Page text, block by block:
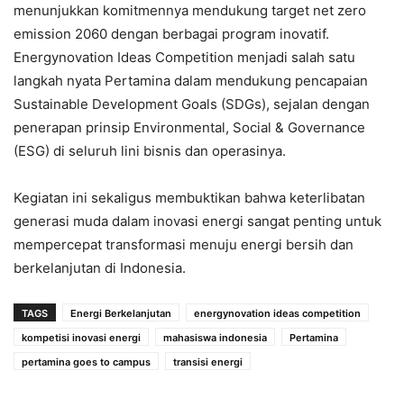
menunjukkan komitmennya mendukung target net zero
emission 2060 dengan berbagai program inovatif.
Energynovation Ideas Competition menjadi salah satu
langkah nyata Pertamina dalam mendukung pencapaian
Sustainable Development Goals (SDGs), sejalan dengan
penerapan prinsip Environmental, Social & Governance
(ESG) di seluruh lini bisnis dan operasinya.
Kegiatan ini sekaligus membuktikan bahwa keterlibatan
generasi muda dalam inovasi energi sangat penting untuk
mempercepat transformasi menuju energi bersih dan
berkelanjutan di Indonesia.
TAGS Energi Berkelanjutan
energynovation ideas competition
kompetisi inovasi energi
mahasiswa indonesia
Pertamina
pertamina goes to campus
transisi energi